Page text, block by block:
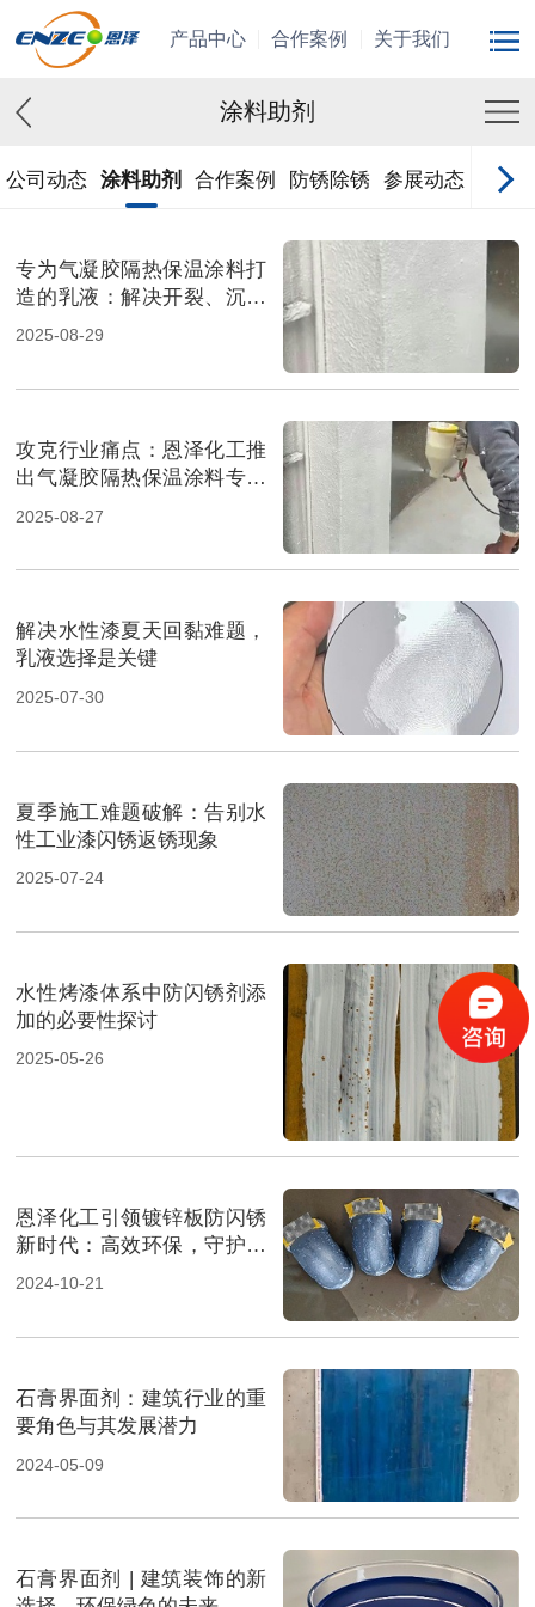
产品中心 合作案例 关于我们
涂料助剂
公司动态 涂料助剂 合作案例 防锈除锈 参展动态
专为气凝胶隔热保温涂料打
造的乳液：解决开裂、沉淀
与粘结难题的终极方案
2025-08-29
攻克行业痛点：恩泽化工推
出气凝胶隔热保温涂料专用
乳液
2025-08-27
解决水性漆夏天回黏难题，
乳液选择是关键
2025-07-30
夏季施工难题破解：告别水
性工业漆闪锈返锈现象
2025-07-24
水性烤漆体系中防闪锈剂添
加的必要性探讨
2025-05-26
恩泽化工引领镀锌板防闪锈
新时代：高效环保，守护金
属品质新选择
2024-10-21
石膏界面剂：建筑行业的重
要角色与其发展潜力
2024-05-09
石膏界面剂 | 建筑装饰的新